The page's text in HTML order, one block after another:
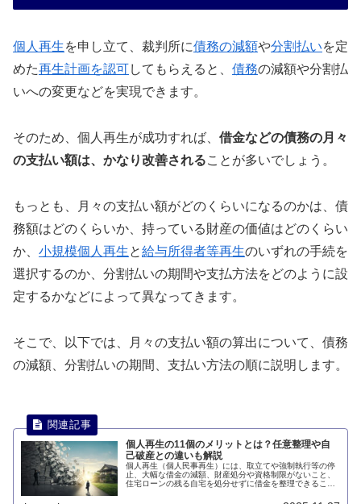
個人再生を申し立て、裁判所に債務の減額や分割払いを定
めた再生計画を認可 してもらえると、 債務の減額や分割払
いへの変更などを実現できます。
そのため、個人再生が成功すれば、 借金などの債務の月々
の支払い額は、かなり改善されることが多いでしょう。
もっとも、月々の支払い額がどのくらいになるのかは、債
務額はどのくらいか、持っている財産の価値はどのくらい
か、 小規模個人再生と給与所得者等再生のいずれの手続を
選択するのか、分割払いの期間や支払方法をどのように設
定するかなどによって異なってきます。
そこで、以下では、月々の支払い額の算出について、債務
の減額、分割払いの期間、支払い方法の順に説明します。
個人再生の11個のメリットとは？任意整理や自
己破産との違いも解説
個人再生（個人民事再生）には、取立てや強制執行等の停
止、大幅な借金の減額、財産処分や資格制限がないこと、
住宅ローンの残る自宅を処分せずに借金を整理できること